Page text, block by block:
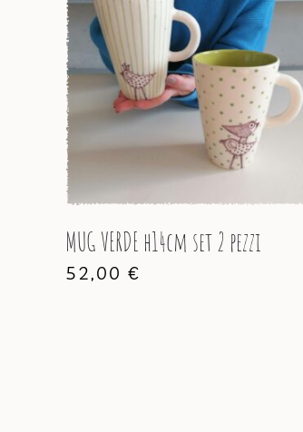
MUG VERDE h14cm set 2 pezzi
52,00 €